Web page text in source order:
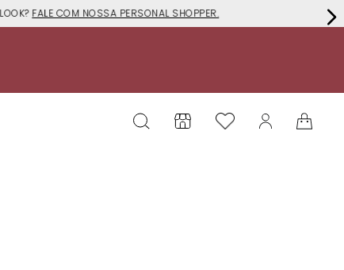
FALE COM NOSSA PERSONAL SHOPPER.